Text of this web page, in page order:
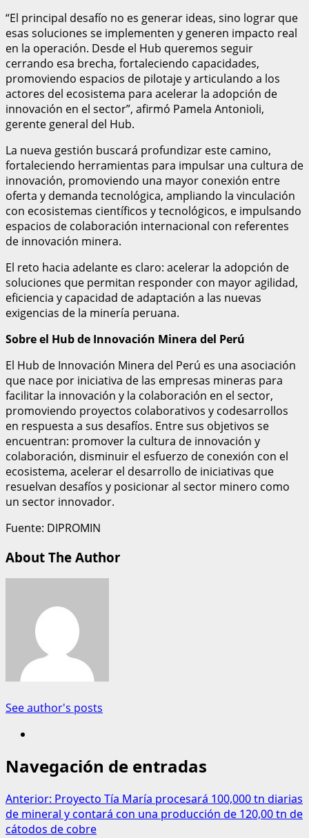
“El principal desafío no es generar ideas, sino lograr que
esas soluciones se implementen y generen impacto real
en la operación. Desde el Hub queremos seguir
cerrando esa brecha, fortaleciendo capacidades,
promoviendo espacios de pilotaje y articulando a los
actores del ecosistema para acelerar la adopción de
innovación en el sector”, afirmó Pamela Antonioli,
gerente general del Hub.
La nueva gestión buscará profundizar este camino,
fortaleciendo herramientas para impulsar una cultura de
innovación, promoviendo una mayor conexión entre
oferta y demanda tecnológica, ampliando la vinculación
con ecosistemas científicos y tecnológicos, e impulsando
espacios de colaboración internacional con referentes
de innovación minera.
El reto hacia adelante es claro: acelerar la adopción de
soluciones que permitan responder con mayor agilidad,
eficiencia y capacidad de adaptación a las nuevas
exigencias de la minería peruana.
Sobre el Hub de Innovación Minera del Perú
El Hub de Innovación Minera del Perú es una asociación
que nace por iniciativa de las empresas mineras para
facilitar la innovación y la colaboración en el sector,
promoviendo proyectos colaborativos y codesarrollos
en respuesta a sus desafíos. Entre sus objetivos se
encuentran: promover la cultura de innovación y
colaboración, disminuir el esfuerzo de conexión con el
ecosistema, acelerar el desarrollo de iniciativas que
resuelvan desafíos y posicionar al sector minero como
un sector innovador.
Fuente: DIPROMIN
About The Author
See author's posts
Navegación de entradas
Anterior: Proyecto Tía María procesará 100,000 tn diarias
de mineral y contará con una producción de 120,00 tn de
cátodos de cobre